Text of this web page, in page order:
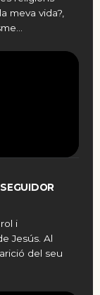
meva vida?,
i
Jesús. Al
del seu